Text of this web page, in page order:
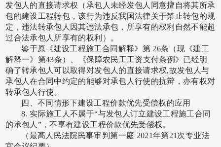
发包人的直接请求权（承包人未经发包人同意擅自将其所承
包的建设工程转包，该行为违反我国法律关于禁止转包的规
定，违法转承包人因其违法承包，所享有的权利自然不能超
过合法承包人所享有的权利）。
鉴于原《建设工程施工合同解释》第 26条（现《建工
解释一》第43条）、《保障农民工工资支付条例》已经明
确了转承包人可以取得对发包人的直接请求权,故发包人与
承包人在合同中约定的能够对承包人行使的抗辩，亦有权对
转承包人行使。
四、不同情形下建设工程价款优先受偿权的应用
8. 实际施工人不属于“与发包人订立建设工程施工合同
的承包人”，不享有建设工程价款优先受偿权。
（最高人民法院民事审判第一庭 2021年第21次专业法